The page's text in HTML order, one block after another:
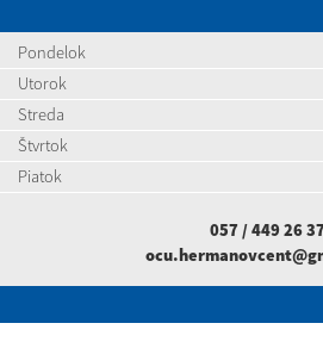
Pondelok
Utorok
Streda
Štvrtok
Piatok
057 / 449 26